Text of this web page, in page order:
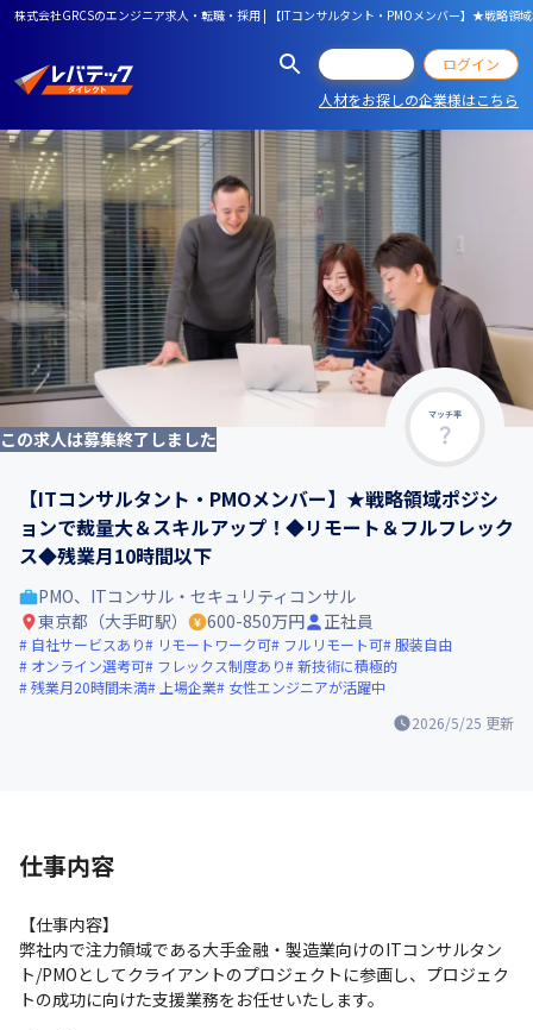
株式会社GRCSのエンジニア求人・転職・採用 | 【ITコンサルタント・PMOメンバー】★戦略
ログイン
人材をお探しの企業様はこちら
マッチ率
この求人は募集終了しました
【ITコンサルタント・PMOメンバー】★戦略領域ポジシ
ョンで裁量大＆スキルアップ！◆リモート＆フルフレック
ス◆残業月10時間以下
2026/5/25 更新
PMO、ITコンサル・セキュリティコンサル
東京都（大手町駅）
600-850万円 正社員
自社サービスあり リモートワーク可 フルリモート可 服装自由
オンライン選考可
フレックス制度あり
新技術に積極的
残業月20時間未満
上場企業 女性エンジニアが活躍中
仕事内容
【仕事内容】
弊社内で注力領域である大手金融・製造業向けのITコンサルタン
ト/PMOとしてクライアントのプロジェクトに参画し、プロジェク
トの成功に向けた支援業務をお任せいたします。